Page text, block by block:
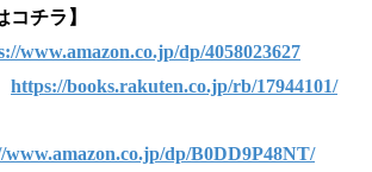
コチラ】
www.amazon.co.jp/dp/4058023627
https://books.rakuten.co.jp/rb/17944101/
www.amazon.co.jp/dp/B0DD9P48NT/